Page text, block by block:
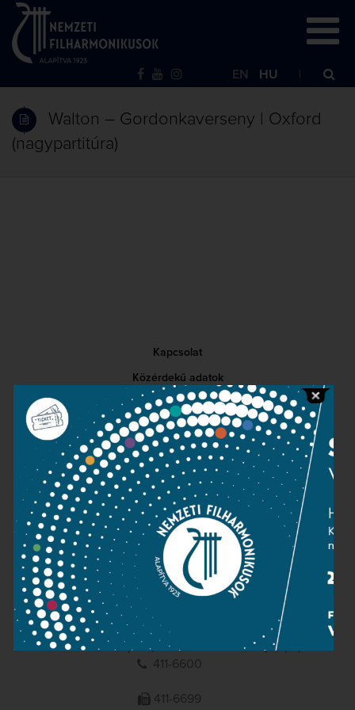
EN HU
Walton – Gordonkaverseny | Oxford
(nagypartitúra)
Kapcsolat
Közérdekű adatok
Sajtószoba
Adatvédelem
Impresszum
NEMZETI
FILHARMONIKUSOK
1095 Budapest, Komor Marcell u. 1. (Müpa)
411-6600
411-6699